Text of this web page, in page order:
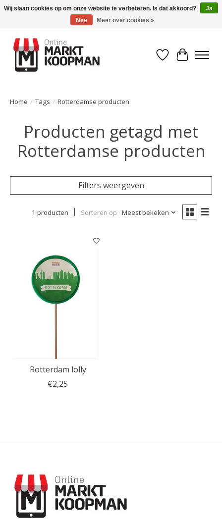
Voor 15:00 besteld, morgen in huis!
Verlanglijst
Home / Tags / Rotterdamse producten
Producten getagd met
Rotterdamse producten
Filters weergeven
1 producten Sorteren op Meest bekeken
Rotterdam lolly
€2,25
Wij slaan cookies op om onze website te verbeteren. Is dat akkoord?
Ja
Nee
Meer over cookies »